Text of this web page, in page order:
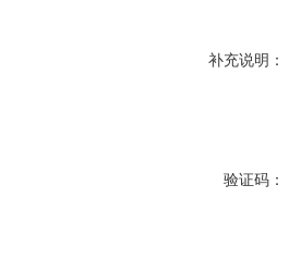
补充说明：
验证码：